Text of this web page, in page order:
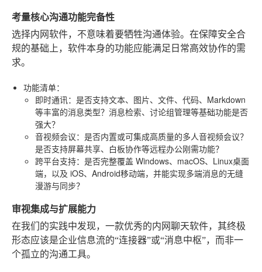
考量核心沟通功能完备性
选择内网软件，不意味着要牺牲沟通体验。在保障安全合
规的基础上，软件本身的功能应能满足日常高效协作的需
求。
功能清单：
即时通讯：是否支持文本、图片、文件、代码、Markdown
等丰富的消息类型？消息检索、讨论组管理等基础功能是否
强大？
音视频会议：是否内置或可集成高质量的多人音视频会议？
是否支持屏幕共享、白板协作等远程办公刚需功能？
跨平台支持：是否完整覆盖 Windows、macOS、Linux桌面
端，以及 iOS、Android移动端，并能实现多端消息的无缝
漫游与同步？
审视集成与扩展能力
在我们的实践中发现，一款优秀的内网聊天软件，其终极
形态应该是企业信息流的“连接器”或“消息中枢”，而非一
个孤立的沟通工具。